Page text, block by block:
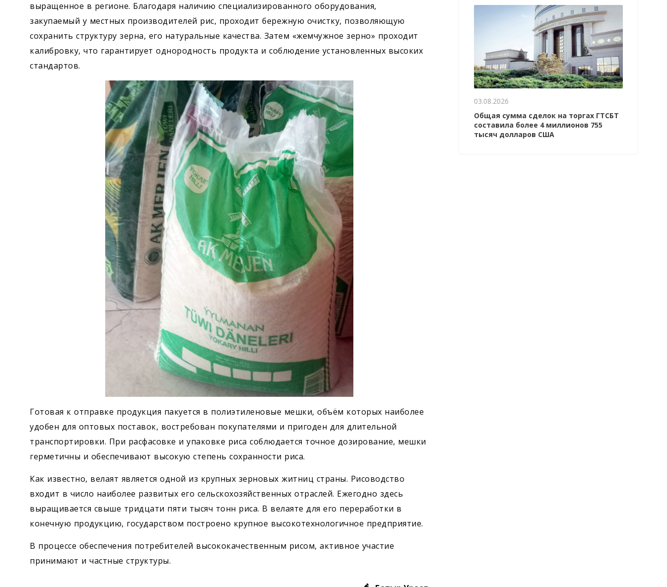
выращенное в регионе. Благодаря наличию специализированного оборудования,
закупаемый у местных производителей рис, проходит бережную очистку, позволяющую
сохранить структуру зерна, его натуральные качества. Затем «жемчужное зерно» проходит
калибровку, что гарантирует однородность продукта и соблюдение установленных высоких
стандартов.
Готовая к отправке продукция пакуется в полиэтиленовые мешки, объём которых наиболее
удобен для оптовых поставок, востребован покупателями и пригоден для длительной
транспортировки. При расфасовке и упаковке риса соблюдается точное дозирование, мешки
герметичны и обеспечивают высокую степень сохранности риса.
Как известно, велаят является одной из крупных зерновых житниц страны. Рисоводство
входит в число наиболее развитых его сельскохозяйственных отраслей. Ежегодно здесь
выращивается свыше тридцати пяти тысяч тонн риса. В велаяте для его переработки в
конечную продукцию, государством построено крупное высокотехнологичное предприятие.
В процессе обеспечения потребителей высококачественным рисом, активное участие
принимают и частные структуры.
03.08.2026
Общая сумма сделок на торгах ГТСБТ
составила более 4 миллионов 755
тысяч долларов США